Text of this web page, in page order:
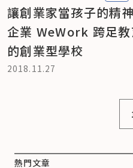
讓創業家當孩子的精
企業 WeWork 跨足
的創業型學校
2018.11.27
熱門文章